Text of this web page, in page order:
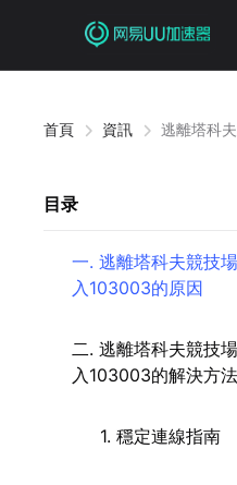
首頁 資訊 逃離塔科
目录
一. 逃離塔科夫競技
入103003的原因
二. 逃離塔科夫競技
入103003的解決方法
1. 穩定連線指南